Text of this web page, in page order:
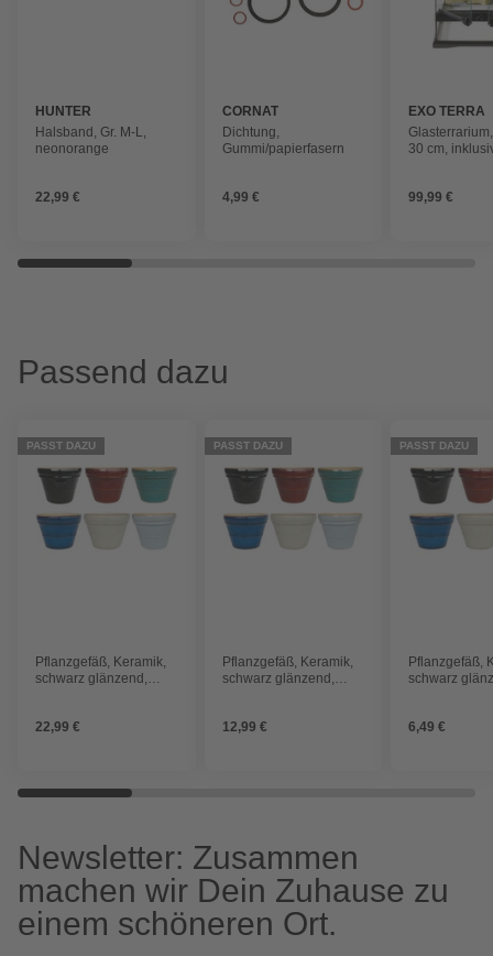
HUNTER
Halsband, Gr. M-L,
neonorange
22,99 €
CORNAT
Dichtung,
Gummi/papierfasern
4,99 €
EXO TERRA
30 cm,
99,99 €
Passend dazu
PASST DAZU
Pflanzgefäß, Keramik,
schwarz glänzend,
22,99 €
PASST DAZU
Pflanzgefäß, Keramik,
schwarz glänzend,
12,99 €
PASST DAZU
Pflanzgefäß,
schwarz
6,49 €
Newsletter: Zusammen
machen wir Dein Zuhause zu
einem schöneren Ort.